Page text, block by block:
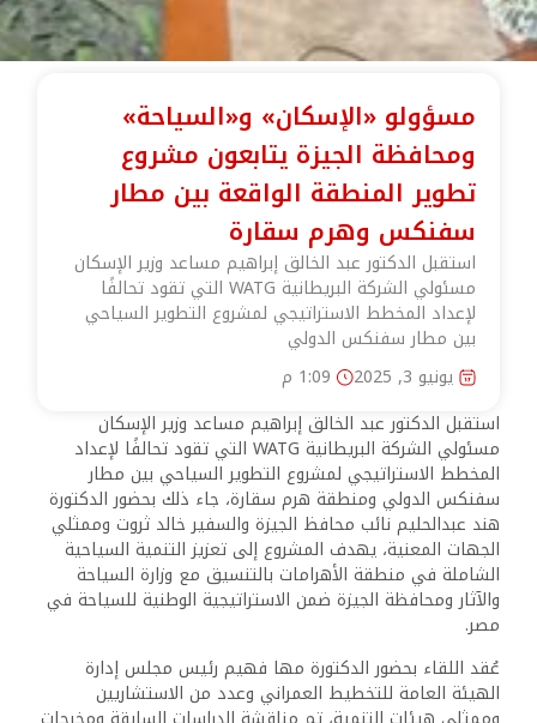
مسؤولو «الإسكان» و«السياحة»
ومحافظة الجيزة يتابعون مشروع
تطوير المنطقة الواقعة بين مطار
سفنكس وهرم سقارة
استقبل الدكتور عبد الخالق إبراهيم مساعد وزير الإسكان
مسئولي الشركة البريطانية WATG التي تقود تحالفًا
لإعداد المخطط الاستراتيجي لمشروع التطوير السياحي
بين مطار سفنكس الدولي
يونيو 3, 2025
1:09 م
استقبل الدكتور عبد الخالق إبراهيم مساعد وزير الإسكان
مسئولي الشركة البريطانية WATG التي تقود تحالفًا لإعداد
المخطط الاستراتيجي لمشروع التطوير السياحي بين مطار
سفنكس الدولي ومنطقة هرم سقارة، جاء ذلك بحضور الدكتورة
هند عبدالحليم نائب محافظ الجيزة والسفير خالد ثروت وممثلي
الجهات المعنية، يهدف المشروع إلى تعزيز التنمية السياحية
الشاملة في منطقة الأهرامات بالتنسيق مع وزارة السياحة
والآثار ومحافظة الجيزة ضمن الاستراتيجية الوطنية للسياحة في
مصر.
عُقد اللقاء بحضور الدكتورة مها فهيم رئيس مجلس إدارة
الهيئة العامة للتخطيط العمراني وعدد من الاستشاريين